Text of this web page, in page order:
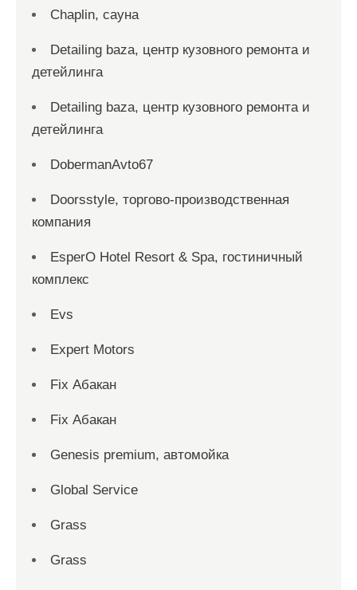
Chaplin, сауна
Detailing baza, центр кузовного ремонта и
детейлинга
Detailing baza, центр кузовного ремонта и
детейлинга
DobermanAvto67
Doorsstyle, торгово-производственная
компания
EsperO Hotel Resort & Spa, гостиничный
комплекс
Evs
Expert Motors
Fix Абакан
Fix Абакан
Genesis premium, автомойка
Global Service
Grass
Grass